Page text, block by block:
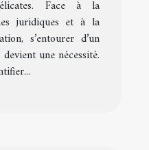
Face à la
juridiques et à la
s’entourer d’un
une nécessité.